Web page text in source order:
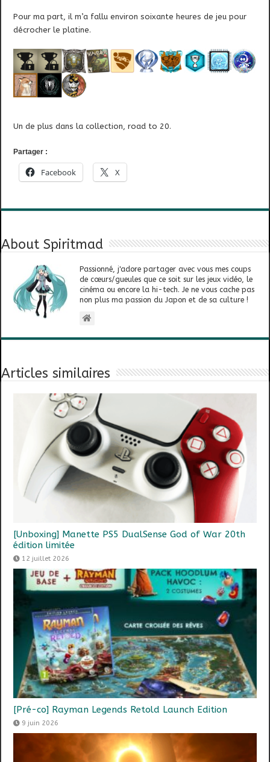
Pour ma part, il m’a fallu environ soixante heures de jeu pour
décrocher le platine.
Un de plus dans la collection, road to 20.
Partager :
Facebook X
About Spiritmad
Passionné, j'adore partager avec vous mes coups
de cœurs/gueules que ce soit sur les jeux vidéo, le
cinéma ou encore la hi-tech. Je ne vous cache pas
non plus ma passion du Japon et de sa culture !
Articles similaires
[Unboxing] Manette PS5 DualSense God of War 20th
édition limitée
12 juillet 2026
[Pré-co] Rayman Legends Retold Launch Edition
9 juin 2026